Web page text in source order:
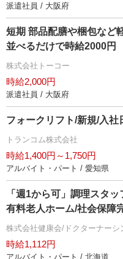
派遣社員 / 大阪府
短期 部品配膳や梱包など
並べるだけで時給2000円
株式会社トーコー
時給2,000円
派遣社員 / 大阪府
フォークリフト/新規/入社
トランコム株式会社
時給1,400円～1,750円
アルバイト・パート / 愛知県
「週1から可」調理スタ
有料老人ホーム/社会保障
株式会社健康会/ドクターナーシ
時給1,112円
アルバイト・パート / 北海道